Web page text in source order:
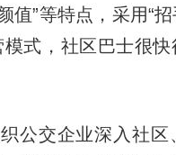
值”等特点，采用“
模式，社区巴士很快
交企业深入社区